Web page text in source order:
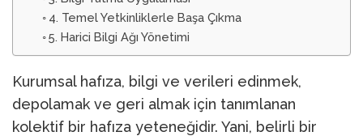
4. Temel Yetkinliklerle Başa Çıkma
5. Harici Bilgi Ağı Yönetimi
Kurumsal hafıza, bilgi ve verileri edinmek,
depolamak ve geri almak için tanımlanan
kolektif bir hafıza yeteneğidir. Yani, belirli bir